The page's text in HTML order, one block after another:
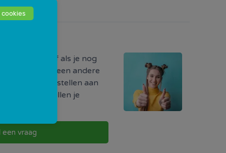
hebt of als je nog
iets, of als je een andere
vraag direct stellen aan
buurt. Zij zullen je
een vraag